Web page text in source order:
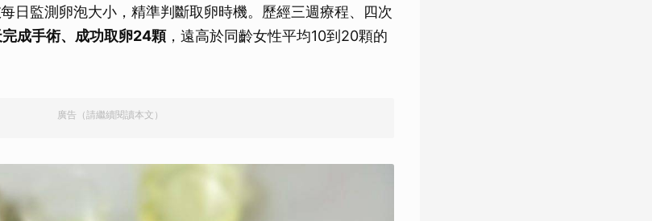
每日監測卵泡大小，精準判斷取卵時機。歷經三週療程、四次
成手術、成功取卵24顆，遠高於同齡女性平均10到20顆的
廣告（請繼續閱讀本文）